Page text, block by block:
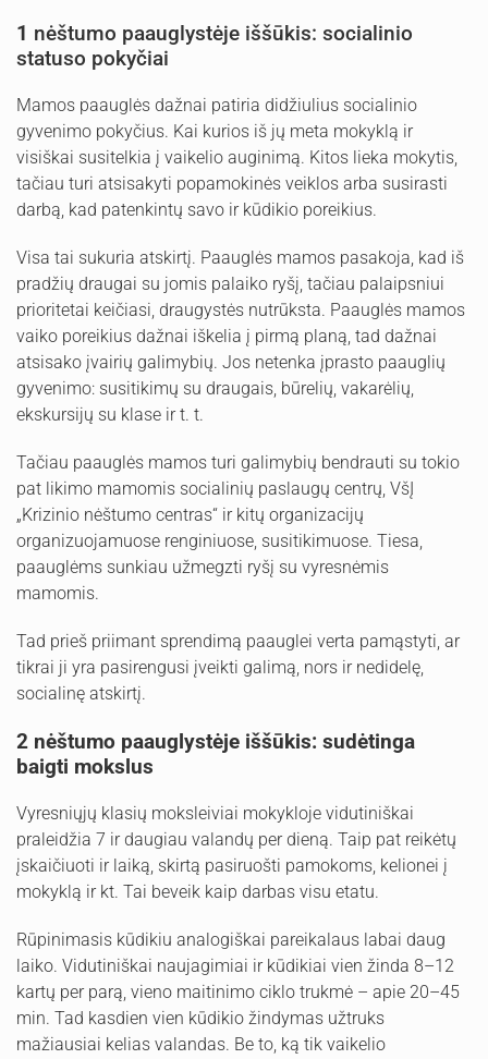
1 nėštumo paauglystėje iššūkis: socialinio
statuso pokyčiai
Mamos paauglės dažnai patiria didžiulius socialinio
gyvenimo pokyčius. Kai kurios iš jų meta mokyklą ir
visiškai susitelkia į vaikelio auginimą. Kitos lieka mokytis,
tačiau turi atsisakyti popamokinės veiklos arba susirasti
darbą, kad patenkintų savo ir kūdikio poreikius.
Visa tai sukuria atskirtį. Paauglės mamos pasakoja, kad iš
pradžių draugai su jomis palaiko ryšį, tačiau palaipsniui
prioritetai keičiasi, draugystės nutrūksta. Paauglės mamos
vaiko poreikius dažnai iškelia į pirmą planą, tad dažnai
atsisako įvairių galimybių. Jos netenka įprasto paauglių
gyvenimo: susitikimų su draugais, būrelių, vakarėlių,
ekskursijų su klase ir t. t.
Tačiau paauglės mamos turi galimybių bendrauti su tokio
pat likimo mamomis socialinių paslaugų centrų, VšĮ
„Krizinio nėštumo centras“ ir kitų organizacijų
organizuojamuose renginiuose, susitikimuose. Tiesa,
paauglėms sunkiau užmegzti ryšį su vyresnėmis
mamomis.
Tad prieš priimant sprendimą paauglei verta pamąstyti, ar
tikrai ji yra pasirengusi įveikti galimą, nors ir nedidelę,
socialinę atskirtį.
2 nėštumo paauglystėje iššūkis: sudėtinga
baigti mokslus
Vyresniųjų klasių moksleiviai mokykloje vidutiniškai
praleidžia 7 ir daugiau valandų per dieną. Taip pat reikėtų
įskaičiuoti ir laiką, skirtą pasiruošti pamokoms, kelionei į
mokyklą ir kt. Tai beveik kaip darbas visu etatu.
Rūpinimasis kūdikiu analogiškai pareikalaus labai daug
laiko. Vidutiniškai naujagimiai ir kūdikiai vien žinda 8–12
kartų per parą, vieno maitinimo ciklo trukmė – apie 20–45
min. Tad kasdien vien kūdikio žindymas užtruks
mažiausiai kelias valandas. Be to, ką tik vaikelio